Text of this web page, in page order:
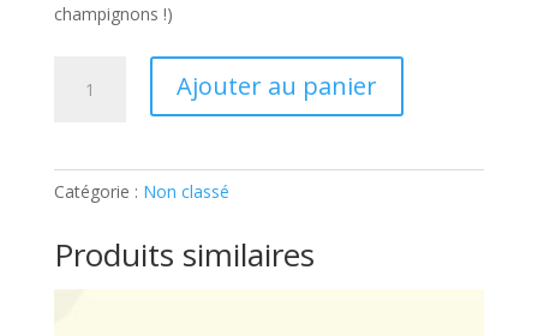
champignons !)
Promenons-
dans
les
Ajouter au panier
Catégorie : Non classé
Produits similaires